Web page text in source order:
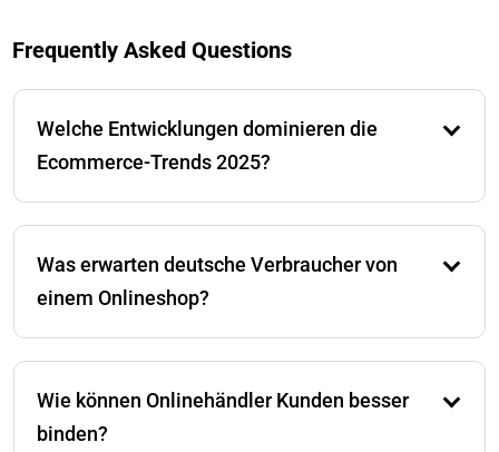
Frequently Asked Questions
Welche Entwicklungen dominieren die
Ecommerce-Trends 2025?
zunehmende Bedeutung von Mobile Commerce und
internationale Marktplätze sowie transparente
Was erwarten deutsche Verbraucher von
einem Onlineshop?
Zahlungsmethoden wie PayPal. Zudem spielt ein
transparenter Checkout ohne unerwartete
Wie können Onlinehändler Kunden besser
binden?